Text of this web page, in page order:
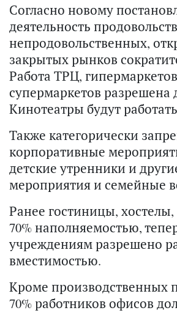
Согласно новому
деятельность
непродовольственных,
закрытых рынков
Работа ТРЦ,
супермаркетов разрешена
Кинотеатры будут
Также категорически
корпоративные
детские утренники и
мероприятия и семейные
Ранее гостиницы, хостелы,
70% наполняемостью,
учреждениям разрешено
вместимостью.
Кроме производственных
70% работников офисов